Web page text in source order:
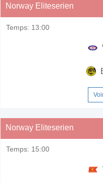
Norway Eliteserien
Temps: 13:00
Norway Eliteserien
Temps: 15:00